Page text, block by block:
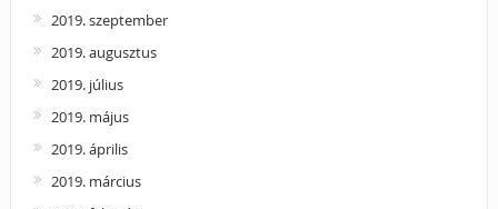
2019. szeptember
2019. augusztus
2019. július
2019. május
2019. április
2019. március